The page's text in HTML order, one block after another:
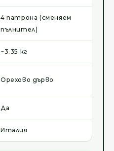
4 патрона (сменяем
пълнител)
~3.35 кг
Орехово дърво
Да
Италия